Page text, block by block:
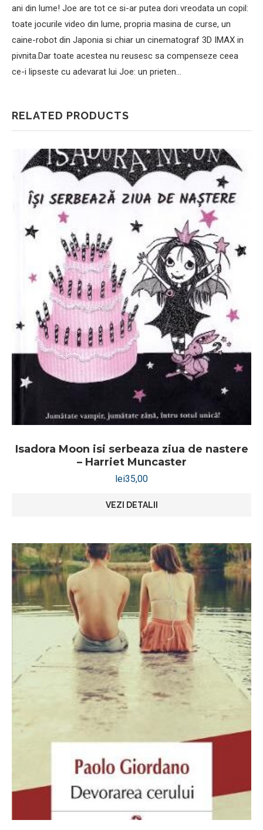
ani din lume! Joe are tot ce si-ar putea dori vreodata un copil:
toate jocurile video din lume, propria masina de curse, un
caine-robot din Japonia si chiar un cinematograf 3D IMAX in
pivnita.Dar toate acestea nu reusesc sa compenseze ceea
ce-i lipseste cu adevarat lui Joe: un prieten…
RELATED PRODUCTS
Isadora Moon isi serbeaza ziua de nastere
– Harriet Muncaster
lei35,00
VEZI DETALII